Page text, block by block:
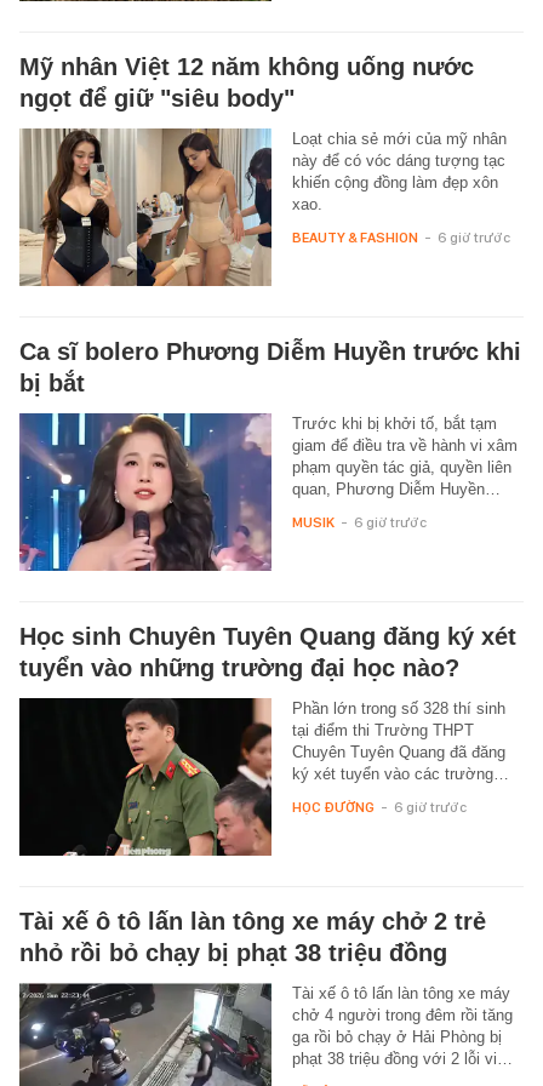
Mỹ nhân Việt 12 năm không uống nước
ngọt để giữ "siêu body"
Loạt chia sẻ mới của mỹ nhân
này để có vóc dáng tượng tạc
khiến cộng đồng làm đẹp xôn
xao.
BEAUTY & FASHION - 6 giờ trước
Ca sĩ bolero Phương Diễm Huyền trước khi
bị bắt
Trước khi bị khởi tố, bắt tạm
giam để điều tra về hành vi xâm
phạm quyền tác giả, quyền liên
quan, Phương Diễm Huyền…
MUSIK - 6 giờ trước
Học sinh Chuyên Tuyên Quang đăng ký xét
tuyển vào những trường đại học nào?
Phần lớn trong số 328 thí sinh
tại điểm thi Trường THPT
Chuyên Tuyên Quang đã đăng
ký xét tuyển vào các trường…
HỌC ĐƯỜNG - 6 giờ trước
Tài xế ô tô lấn làn tông xe máy chở 2 trẻ
nhỏ rồi bỏ chạy bị phạt 38 triệu đồng
Tài xế ô tô lấn làn tông xe máy
chở 4 người trong đêm rồi tăng
ga rồi bỏ chạy ở Hải Phòng bị
phạt 38 triệu đồng với 2 lỗi vi…